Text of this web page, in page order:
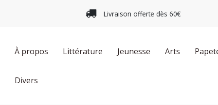
Livraison offerte dès 60€
À propos Littérature Jeunesse Arts
Divers